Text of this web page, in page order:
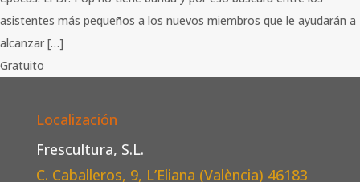
asistentes más pequeños a los nuevos miembros que le ayudarán a
alcanzar […]
Gratuito
Localización
Frescultura, S.L.
C. Caballeros, 9, L’Eliana (València) 46183